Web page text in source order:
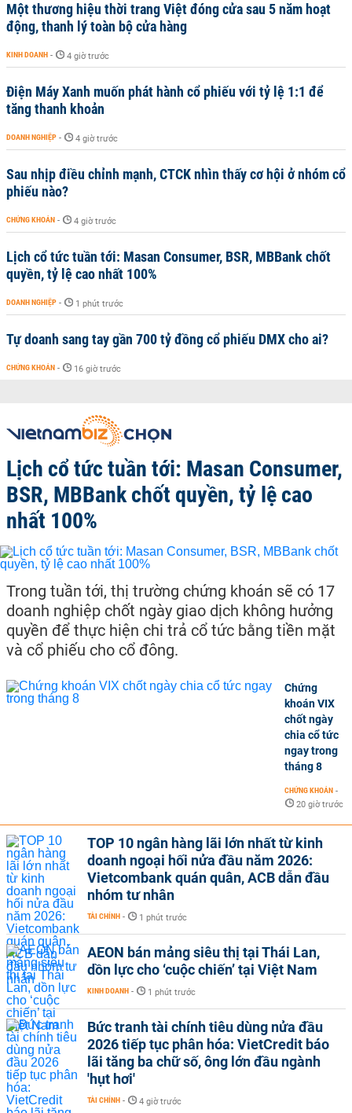
Một thương hiệu thời trang Việt đóng cửa sau 5 năm hoạt
động, thanh lý toàn bộ cửa hàng
KINH DOANH - 4 giờ trước
Điện Máy Xanh muốn phát hành cổ phiếu với tỷ lệ 1:1 để
tăng thanh khoản
DOANH NGHIỆP - 4 giờ trước
Sau nhịp điều chỉnh mạnh, CTCK nhìn thấy cơ hội ở nhóm cổ
phiếu nào?
CHỨNG KHOÁN - 4 giờ trước
Lịch cổ tức tuần tới: Masan Consumer, BSR, MBBank chốt
quyền, tỷ lệ cao nhất 100%
DOANH NGHIỆP - 1 phút trước
Tự doanh sang tay gần 700 tỷ đồng cổ phiếu DMX cho ai?
CHỨNG KHOÁN - 16 giờ trước
Lịch cổ tức tuần tới: Masan Consumer,
BSR, MBBank chốt quyền, tỷ lệ cao
nhất 100%
Trong tuần tới, thị trường chứng khoán sẽ có 17
doanh nghiệp chốt ngày giao dịch không hưởng
quyền để thực hiện chi trả cổ tức bằng tiền mặt
và cổ phiếu cho cổ đông.
Chứng
khoán VIX
chốt ngày
chia cổ tức
ngay trong
tháng 8
CHỨNG KHOÁN -
20 giờ trước
TOP 10 ngân hàng lãi lớn nhất từ kinh
doanh ngoại hối nửa đầu năm 2026:
Vietcombank quán quân, ACB dẫn đầu
nhóm tư nhân
TÀI CHÍNH - 1 phút trước
AEON bán mảng siêu thị tại Thái Lan,
dồn lực cho ‘cuộc chiến’ tại Việt Nam
KINH DOANH - 1 phút trước
Bức tranh tài chính tiêu dùng nửa đầu
2026 tiếp tục phân hóa: VietCredit báo
lãi tăng ba chữ số, ông lớn đầu ngành
'hụt hơi'
TÀI CHÍNH - 4 giờ trước